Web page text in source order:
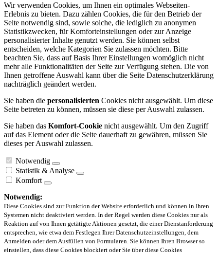
Wir verwenden Cookies, um Ihnen ein optimales Webseiten-
Erlebnis zu bieten. Dazu zählen Cookies, die für den Betrieb der
Seite notwendig sind, sowie solche, die lediglich zu anonymen
Statistikzwecken, für Komforteinstellungen oder zur Anzeige
personalisierter Inhalte genutzt werden. Sie können selbst
entscheiden, welche Kategorien Sie zulassen möchten. Bitte
beachten Sie, dass auf Basis Ihrer Einstellungen womöglich nicht
mehr alle Funktionalitäten der Seite zur Verfügung stehen. Die von
Ihnen getroffene Auswahl kann über die Seite Datenschutzerklärung
nachträglich geändert werden.
Sie haben die personalisierten Cookies nicht ausgewählt. Um diese
Seite betreten zu können, müssen sie diese per Auswahl zulassen.
Sie haben das Komfort-Cookie nicht ausgewählt. Um den Zugriff
auf das Element oder die Seite dauerhaft zu gewähren, müssen Sie
dieses per Auswahl zulassen.
Notwendig
Statistik & Analyse
Komfort
Notwendig:
Diese Cookies sind zur Funktion der Website erforderlich und können in Ihren
Systemen nicht deaktiviert werden. In der Regel werden diese Cookies nur als
Reaktion auf von Ihnen getätigte Aktionen gesetzt, die einer Dienstanforderung
entsprechen, wie etwa dem Festlegen Ihrer Datenschutzeinstellungen, dem
Anmelden oder dem Ausfüllen von Formularen. Sie können Ihren Browser so
einstellen, dass diese Cookies blockiert oder Sie über diese Cookies